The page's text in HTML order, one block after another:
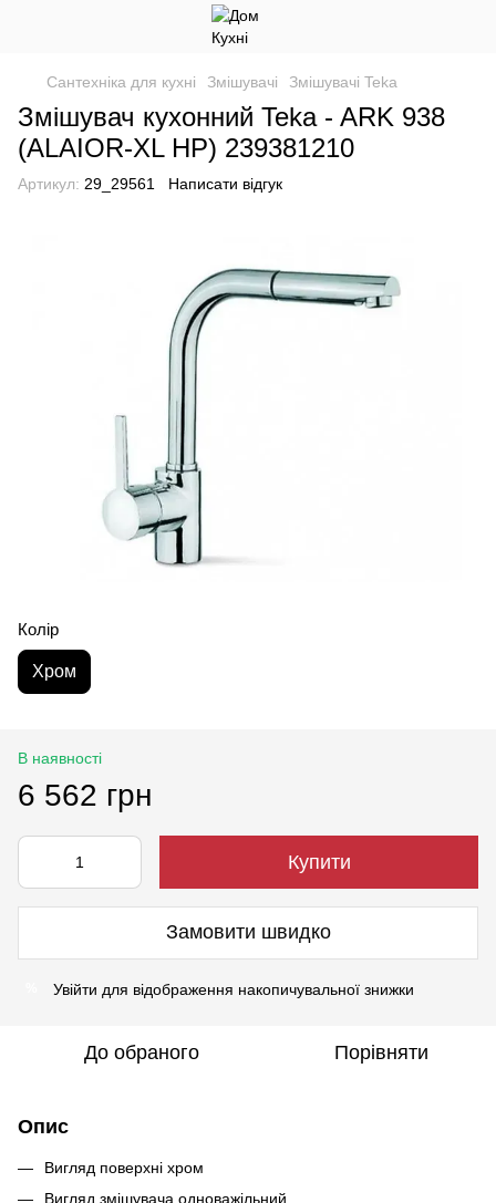
Сантехніка для кухні Змішувачі Змішувачі Teka
Змішувач кухонний Teka - ARK 938
(ALAIOR-XL HP) 239381210
Артикул: 29_29561 Написати відгук
Колір
Хром
В наявності
6 562 грн
Купити
Замовити швидко
Увійти для відображення накопичувальної знижки
До обраного Порівняти
Опис
Вигляд поверхні хром
Вигляд змішувача одноважільний